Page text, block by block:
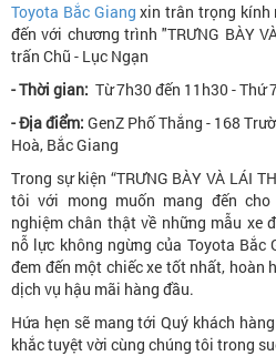
Toyota Bắc Giang xin trân trọng kính
đến với chương trình "TRƯNG BÀY
trấn Chũ - Lục Ngạn
- Thời gian: Từ 7h30 đến 11h30 -
- Địa điểm: GenZ Phố Thắng - 168
Hoà, Bắc Giang
Trong sự kiện “TRƯNG BÀY VÀ LÁI
tôi với mong muốn mang đến
nghiệm chân thật về những mẫu xe
nỗ lực không ngừng của Toyota Bắc
đem đến một chiếc xe tốt nhất, hoàn
dịch vụ hậu mãi hàng đầu.
Hứa hẹn sẽ mang tới Quý khách
khắc tuyệt vời cùng chúng tôi trong